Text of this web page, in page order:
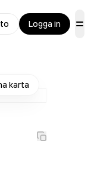
Logga in
karta